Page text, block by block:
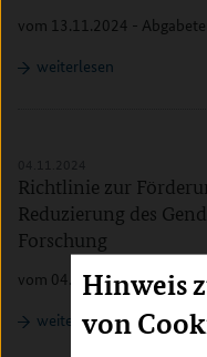
Hinweis
von
vom 13.11.2024 -
weiterlesen
Richtlinie zur
Reduzierung des
Forschung
vom 04.11.2024 -
weiterlesen